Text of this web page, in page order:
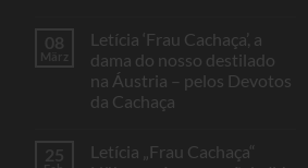
zu
10
mandamentos
degustação
Frau
08
März
Letícia ‘Frau Cachaça’, a
dama do nosso destilado
na Áustria – pelos Devotos
da Cachaça
zu
Letícia
25
Letícia „Frau Cachaça“